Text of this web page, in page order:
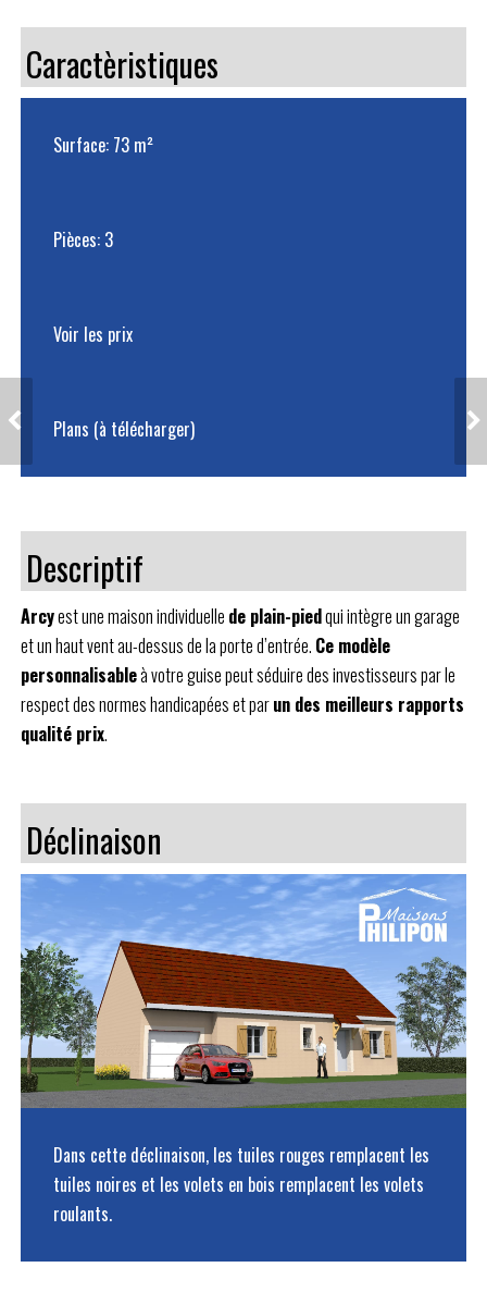
Caractèristiques
Surface: 73 m²
Pièces: 3
Voir les prix
Plans (à télécharger)
Descriptif
Arcyest une maison individuelle de plain-piedqui intègre un garage
et un haut vent au-dessus de la porte d’entrée. Ce modèle
personnalisableà votre guise peut séduire des investisseurs par le
respect des normes handicapées et parun des meilleurs rapports
qualité prix.
Déclinaison
Dans cette déclinaison, les tuiles rouges remplacent les
tuiles noires et les volets en bois remplacent les volets
roulants.
NOIRES